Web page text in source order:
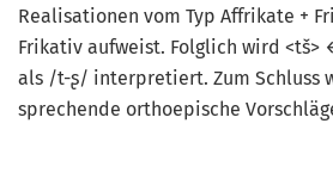
Realisationen vom Typ Affrikate +
Frikativ aufweist. Folglich wird
als /t-ʂ/ interpretiert. Zum Schluss
sprechende orthoepische